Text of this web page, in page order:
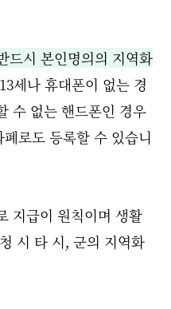
드시 본인명의의 지역화
세나 휴대폰이 없는 경
수 없는 핸드폰인 경우
로도 등록할 수 있습니
지급이 원칙이며 생활
시 타 시, 군의 지역화